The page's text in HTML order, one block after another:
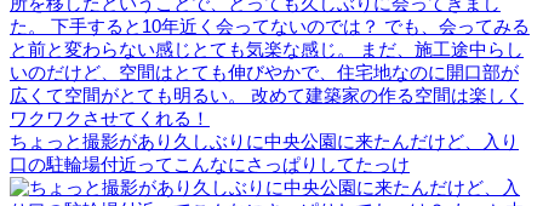
ちょっと撮影があり久しぶりに中央公園に来たんだけど、入り
口の駐輪場付近ってこんなにさっぱりしてたっけ